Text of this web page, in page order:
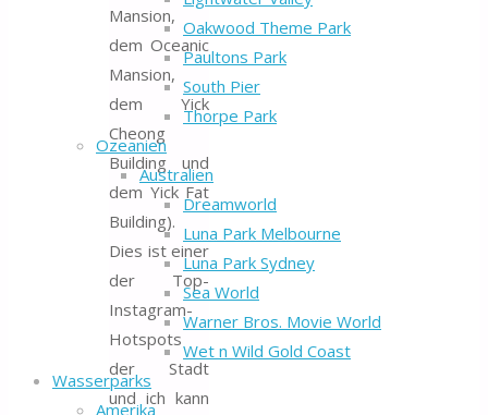
Oakwood Theme Park
Paultons Park
South Pier
Thorpe Park
Ozeanien
Australien
Dreamworld
Luna Park Melbourne
Luna Park Sydney
Sea World
Warner Bros. Movie World
Wet n Wild Gold Coast
Wasserparks
Amerika
Mansion,
dem Oceanic
Mansion,
dem Yick
Cheong
Building und
dem Yick Fat
Building).
Dies ist einer
der Top-
Instagram-
Hotspots
der Stadt
und ich kann